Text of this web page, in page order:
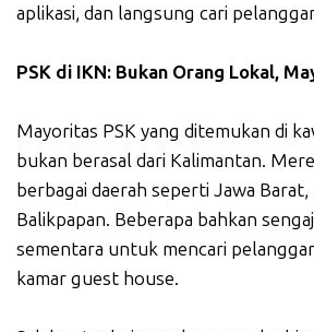
aplikasi, dan langsung cari
PSK di IKN: Bukan Orang Lokal,
Mayoritas PSK yang ditemukan di
bukan berasal dari Kalimantan.
berbagai daerah seperti Jawa Barat,
Balikpapan. Beberapa bahkan
sementara untuk mencari
kamar guest house.